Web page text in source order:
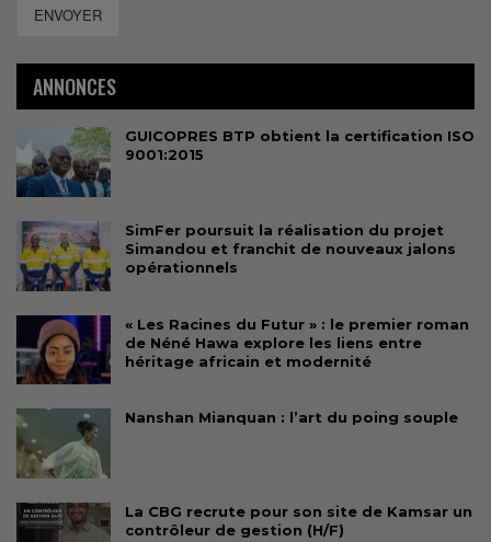
ENVOYER
ANNONCES
GUICOPRES BTP obtient la certification ISO
9001:2015
SimFer poursuit la réalisation du projet
Simandou et franchit de nouveaux jalons
opérationnels
« Les Racines du Futur » : le premier roman
de Néné Hawa explore les liens entre
héritage africain et modernité
Nanshan Mianquan : l’art du poing souple
La CBG recrute pour son site de Kamsar un
contrôleur de gestion (H/F)